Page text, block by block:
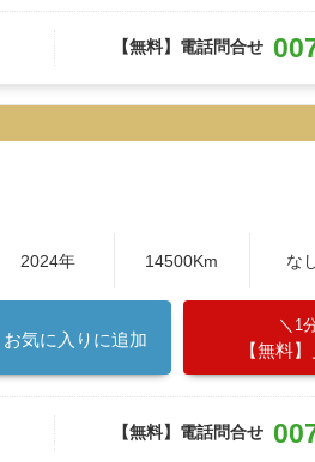
【無料】電話問合せ
2024年 14500Km な
お気に入りに追加
1
【無料
【無料】電話問合せ